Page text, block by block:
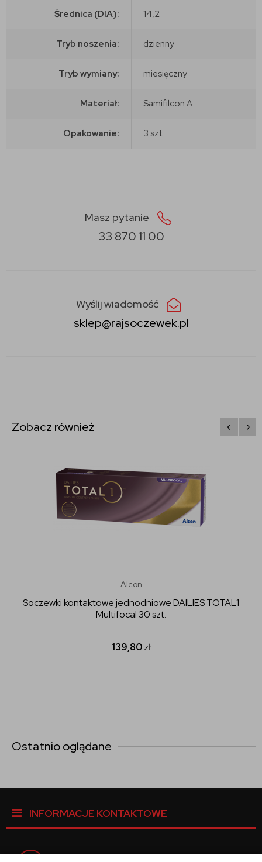
Średnica (DIA): 14,2
Tryb noszenia: dzienny
Tryb wymiany: miesięczny
Materiał: Samifilcon A
Opakowanie: 3 szt.
Masz pytanie
33 870 11 00
Wyślij wiadomość
sklep@rajsoczewek.pl
Zobacz również
Alcon
Soczewki kontaktowe jednodniowe DAILIES TOTAL1
Multifocal 30 szt.
139,80zł
Ostatnio oglądane
INFORMACJE KONTAKTOWE